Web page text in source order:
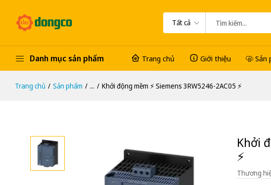
Tất cả
Danh mục sản phẩm Trang chủ Giới thiệu Sản
Trang chủ Sản phẩm ... Khởi động mềm ⚡️ Siemens 3RW5246-2AC05 ⚡️
Khởi
⚡️
Thương